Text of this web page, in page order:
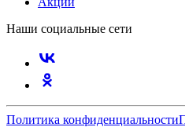
Наши социальные сети
Политика конфиденциальности